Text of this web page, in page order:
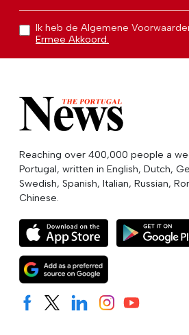
Ik heb de Algemene
Ermee Akkoord.
Reaching over 400,000 people a
Portugal, written in English, Dutch,
Swedish, Spanish, Italian, Russian,
Chinese.